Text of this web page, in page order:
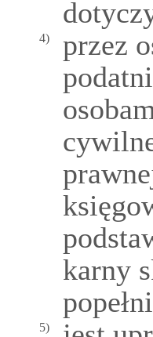
4)
przez
karny
5)